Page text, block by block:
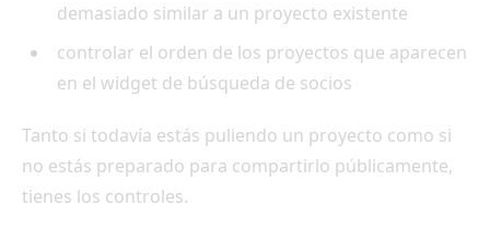
demasiado similar a un proyecto existente
controlar el orden de los proyectos que aparecen
en el widget de búsqueda de socios
Tanto si todavía estás puliendo un proyecto como si
no estás preparado para compartirlo públicamente,
tienes los controles.